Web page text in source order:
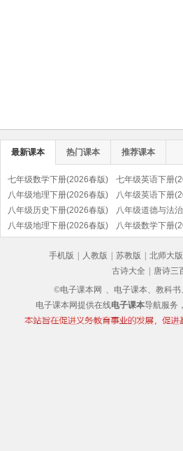
最新课本 热门课本 推荐课本
七年级数学下册(2026春版) 七年级英语下册
八年级地理下册(2026春版)
八年级英语下册
八年级历史下册(2026春版)
(部编版)
八年级道德与法
(2026春版)(部编
八年级地理下册(2026春版) 八年级数学下册
手机版 人教版 苏教版 北师大版
古诗大全
唐诗三
©电子课本网 、电子课本、教科
电子课本网提供在线电子课本导航服务